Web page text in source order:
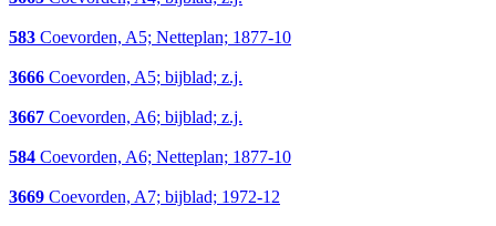
583 Coevorden, A5; Netteplan; 1877-10
3666 Coevorden, A5; bijblad; z.j.
3667 Coevorden, A6; bijblad; z.j.
584 Coevorden, A6; Netteplan; 1877-10
3669 Coevorden, A7; bijblad; 1972-12